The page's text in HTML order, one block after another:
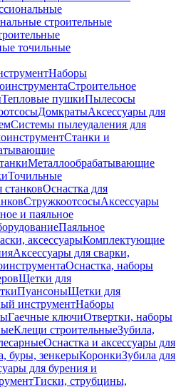
строительные
точильные
Наборы
Строительное
Тепловые пушкиПылесосы
ДомкратыАксессуары для
Системы пылеудаления для
Станки и
Металлообрабатывающие
Точильные
Оснастка для
СтружкоотсосыАксессуары
и паяльное
Паяльное
аксессуарыКомплектующие
Аксессуары для сварки,
Оснастка, наборы
Щетки для
ПуансоныЩетки для
инструментНаборы
Гаечные ключиОтвертки, наборы
Клещи строительныеЗубила,
Оснастка и аксессуары для
буры, зенкерыКоронкиЗубила для
для бурения и
Тиски, струбцины,